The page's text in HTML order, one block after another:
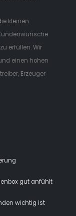
kleinen
erfüllen. Wir
einen hohen
Erzeuger
gut anfühlt
wichtig ist